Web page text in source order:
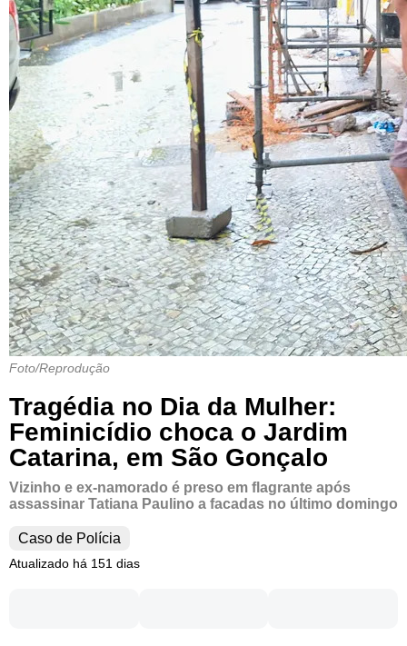
Foto/Reprodução
Tragédia no Dia da Mulher:
Feminicídio choca o Jardim
Catarina, em São Gonçalo
Vizinho e ex-namorado é preso em flagrante após
assassinar Tatiana Paulino a facadas no último domingo
Caso de Polícia
Atualizado há 151 dias